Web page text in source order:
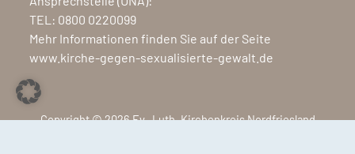
TEL: 0800 0220099
Mehr Informationen finden Sie auf der Seite
www.kirche-gegen-sexualisierte-gewalt.de
Copyright © 2026 Ev.-Luth. Kirchenkreis Nordfriesland